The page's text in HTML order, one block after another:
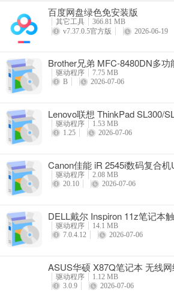
详情
详情
百度网盘绿色免安装版
其它工具
366.81 MB
v7.37.0.5官方版
2026-06-19
Brother兄弟 MFC-8480DN多功
驱动
驱动程序
7.75 MB
B
2026-07-06
Lenovo联想 ThinkPad SL300/
笔记本BIOS
驱动程序
1.53 MB
1.25
2026-07-06
Canon佳能 iR 2545i数码复合机
驱动程序
2.08 MB
20.10
2026-07-06
DELL戴尔 Inspiron 11z笔记本
驱动程序
14.1 MB
7.0.4.12
2026-07-06
ASUS华硕 X87Q笔记本 无线
用程序
驱动程序
1.12 MB
3.0.9
2026-07-06